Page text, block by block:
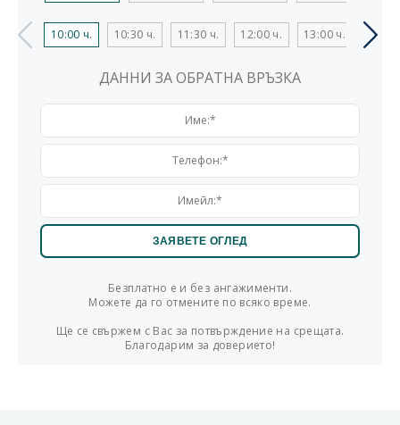
10:00 ч. 10:30 ч. 11:30 ч. 12:00 ч. 13:00 ч. 13:30
ДАННИ ЗА ОБРАТНА ВРЪЗКА
Безплатно е и без ангажименти.
Можете да го отмените по всяко време.
Ще се свържем с Вас за потвърждение на срещата.
Благодарим за доверието!